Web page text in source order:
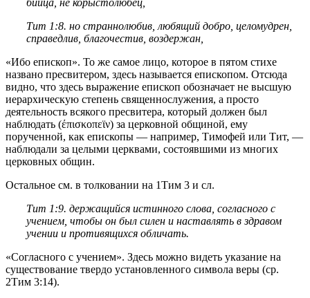
Тит 1:8. но страннолюбив, любящий добро, целомудрен,
справедлив, благочестив, воздержан,
«Ибо епископ». То же самое лицо, которое в пятом стихе
названо пресвитером, здесь называется епископом. Отсюда
видно, что здесь выражение епископ обозначает не высшую
иерархическую степень священнослужения, а просто
деятельность всякого пресвитера, который должен был
наблюдать (έπισκοπεϊν) за церковной общиной, ему
порученной, как епископы — например, Тимофей или Тит, —
наблюдали за целыми церквами, состоявшими из многих
церковных общин.
Остальное см. в толковании на 1Тим 3 и сл.
Тит 1:9. держащийся истинного слова, согласного с
учением, чтобы он был силен и наставлять в здравом
учении и противящихся обличать.
«Согласного с учением». Здесь можно видеть указание на
существование твердо установленного символа веры (ср.
2Тим 3:14).